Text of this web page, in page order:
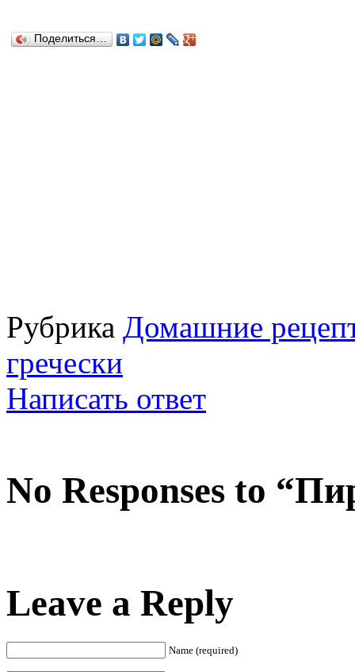
Поделиться…
Рубрика Домашние
гречески
Написать ответ
No Responses to
Leave a Reply
Name (required)